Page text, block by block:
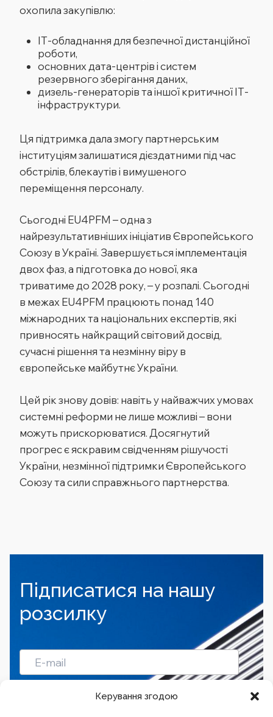
Керування згодою
охопила закупівлю:
ІТ-обладнання для безпечної дистанційної
роботи,
основних дата-центрів і систем
резервного зберігання даних,
дизель-генераторів та іншої критичної ІТ-
інфраструктури.
Ця підтримка дала змогу партнерським
інституціям залишатися дієздатними під час
обстрілів, блекаутів і вимушеного
переміщення персоналу.
Сьогодні EU4PFM – одна з
найрезультативніших ініціатив Європейського
Союзу в Україні. Завершується імплементація
двох фаз, а підготовка до нової, яка
триватиме до 2028 року, – у розпалі. Сьогодні
в межах EU4PFM працюють понад 140
міжнародних та національних експертів, які
привносять найкращий світовий досвід,
сучасні рішення та незмінну віру в
європейське майбутнє України.
Цей рік знову довів: навіть у найважчих умовах
системні реформи не лише можливі – вони
можуть прискорюватися. Досягнутий
прогрес є яскравим свідченням рішучості
України, незмінної підтримки Європейського
Союзу та сили справжнього партнерства.
Підписатися на нашу
розсилку
Підписатись